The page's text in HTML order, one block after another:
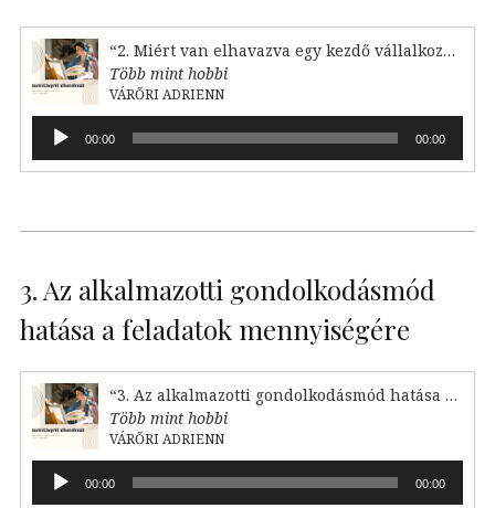
“2. Miért van elhavazva egy kezdő vállalkozó?”
Több mint hobbi
VÁRŐRI ADRIENN
Audió
lejátszó00:00 00:00
3. Az alkalmazotti gondolkodásmód
hatása a feladatok mennyiségére
“3. Az alkalmazotti gondolkodásmód hatása a feladataink mennyiségére”
Több mint hobbi
VÁRŐRI ADRIENN
Audió
lejátszó00:00 00:00